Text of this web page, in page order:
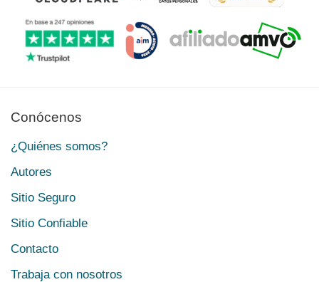
Conócenos
¿Quiénes somos?
Autores
Sitio Seguro
Sitio Confiable
Contacto
Trabaja con nosotros